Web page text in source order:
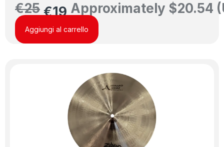
€25 €19 Approximately $20.54
Aggiungi al carrello